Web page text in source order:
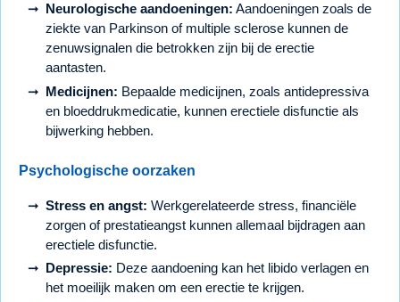
Neurologische aandoeningen: Aandoeningen zoals de
ziekte van Parkinson of multiple sclerose kunnen de
zenuwsignalen die betrokken zijn bij de erectie
aantasten.
Medicijnen: Bepaalde medicijnen, zoals antidepressiva
en bloeddrukmedicatie, kunnen erectiele disfunctie als
bijwerking hebben.
Psychologische oorzaken
Stress en angst: Werkgerelateerde stress, financiële
zorgen of prestatieangst kunnen allemaal bijdragen aan
erectiele disfunctie.
Depressie: Deze aandoening kan het libido verlagen en
het moeilijk maken om een erectie te krijgen.